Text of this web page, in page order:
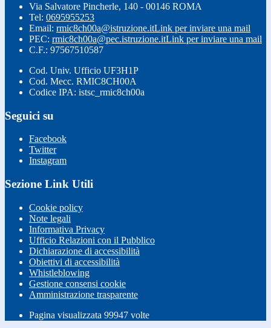
Via Salvatore Pincherle, 140 - 00146 ROMA
Tel: 0695955253
Email: rmic8ch00a@istruzione.itLink per inviare una mail
PEC: rmic8ch00a@pec.istruzione.itLink per inviare una mail
C.F.: 97567510587
Cod. Univ. Ufficio UF3H1P
Cod. Mecc. RMIC8CH00A
Codice IPA: istsc_rmic8ch00a
Seguici su
Facebook
Twitter
Instagram
Sezione Link Utili
Cookie policy
Note legali
Informativa Privacy
Ufficio Relazioni con il Pubblico
Dichiarazione di accessibilità
Obiettivi di accessibilità
Whistleblowing
Gestione consensi cookie
Amministrazione trasparente
Pagina visualizzata 99947 volte